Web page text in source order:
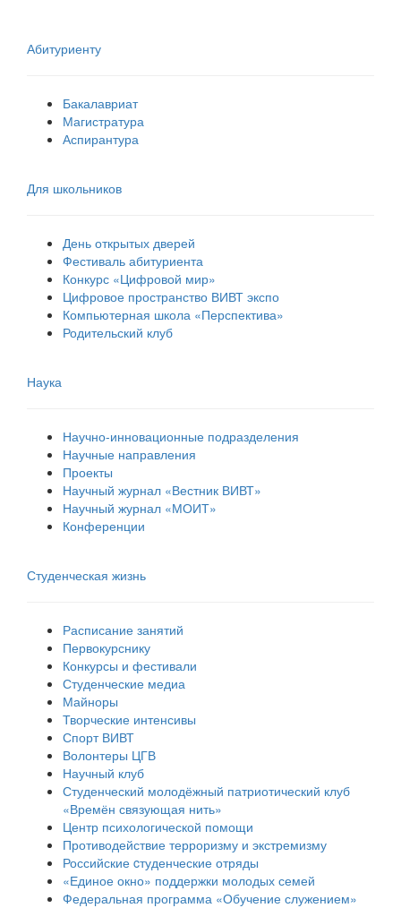
Абитуриенту
Бакалавриат
Магистратура
Аспирантура
Для школьников
День открытых дверей
Фестиваль абитуриента
Конкурс «Цифровой мир»
Цифровое пространство ВИВТ экспо
Компьютерная школа «Перспектива»
Родительский клуб
Наука
Научно-инновационные подразделения
Научные направления
Проекты
Научный журнал «Вестник ВИВТ»
Научный журнал «МОИТ»
Конференции
Студенческая жизнь
Расписание занятий
Первокурснику
Конкурсы и фестивали
Студенческие медиа
Майноры
Творческие интенсивы
Спорт ВИВТ
Волонтеры ЦГВ
Научный клуб
Студенческий молодёжный патриотический клуб
«Времён связующая нить»
Центр психологической помощи
Противодействие терроризму и экстремизму
Российские cтуденческие отряды
«Единое окно» поддержки молодых семей
Федеральная программа «Обучение служением»